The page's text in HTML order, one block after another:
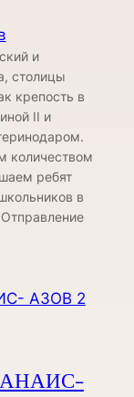
и
столицы
крепость в
II и
количеством
ребят
в